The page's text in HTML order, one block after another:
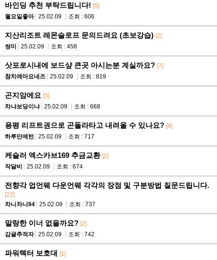
바인딩 추천 부탁드립니다! [5]
월요일좋아
25.02.09 조회 : 606
지산리조트 레몬슬로프 문의드려요 (초보강습) [2]
쌍미
25.02.09 조회 : 458
삿포로시내에 보드샾 큰곳 아시는분 계실까요? [7]
참치에마요네즈
25.02.09 조회 : 819
곤지암에요 [3]
차냐보딩이냐
25.02.09 조회 : 668
용평 리프트권으로 곤돌라타고 내려올 수 있나요? [4]
하루만에턴
25.02.09 조회 : 717
케슬러 엑스카브169 추금교환 [2]
작달비
25.02.09 조회 : 674
전향각 업언웨 다운언웨 각각의 장점 및 구분방법 질문드립니다.
[22]
차니차니94
25.02.09 조회 : 737
말랑한 이너 없을까요? [2]
감귤추적자
25.02.09 조회 : 742
파워텍터 보호대 [1]